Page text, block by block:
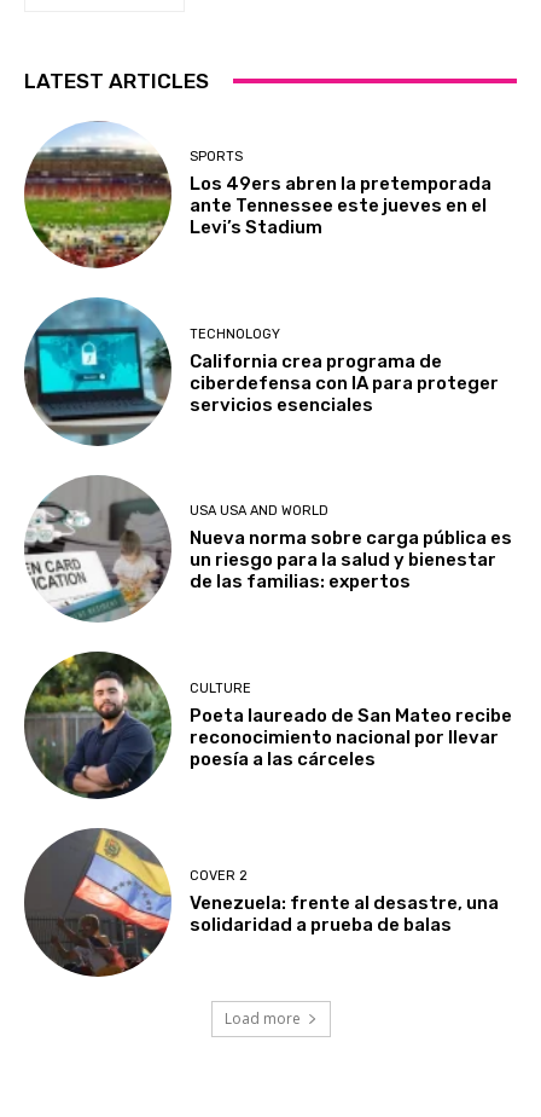
LATEST ARTICLES
SPORTS
Los 49ers abren la pretemporada
ante Tennessee este jueves en el
Levi’s Stadium
TECHNOLOGY
California crea programa de
ciberdefensa con IA para proteger
servicios esenciales
USA USA AND WORLD
Nueva norma sobre carga pública es
un riesgo para la salud y bienestar
de las familias: expertos
CULTURE
Poeta laureado de San Mateo recibe
reconocimiento nacional por llevar
poesía a las cárceles
COVER 2
Venezuela: frente al desastre, una
solidaridad a prueba de balas
Load more